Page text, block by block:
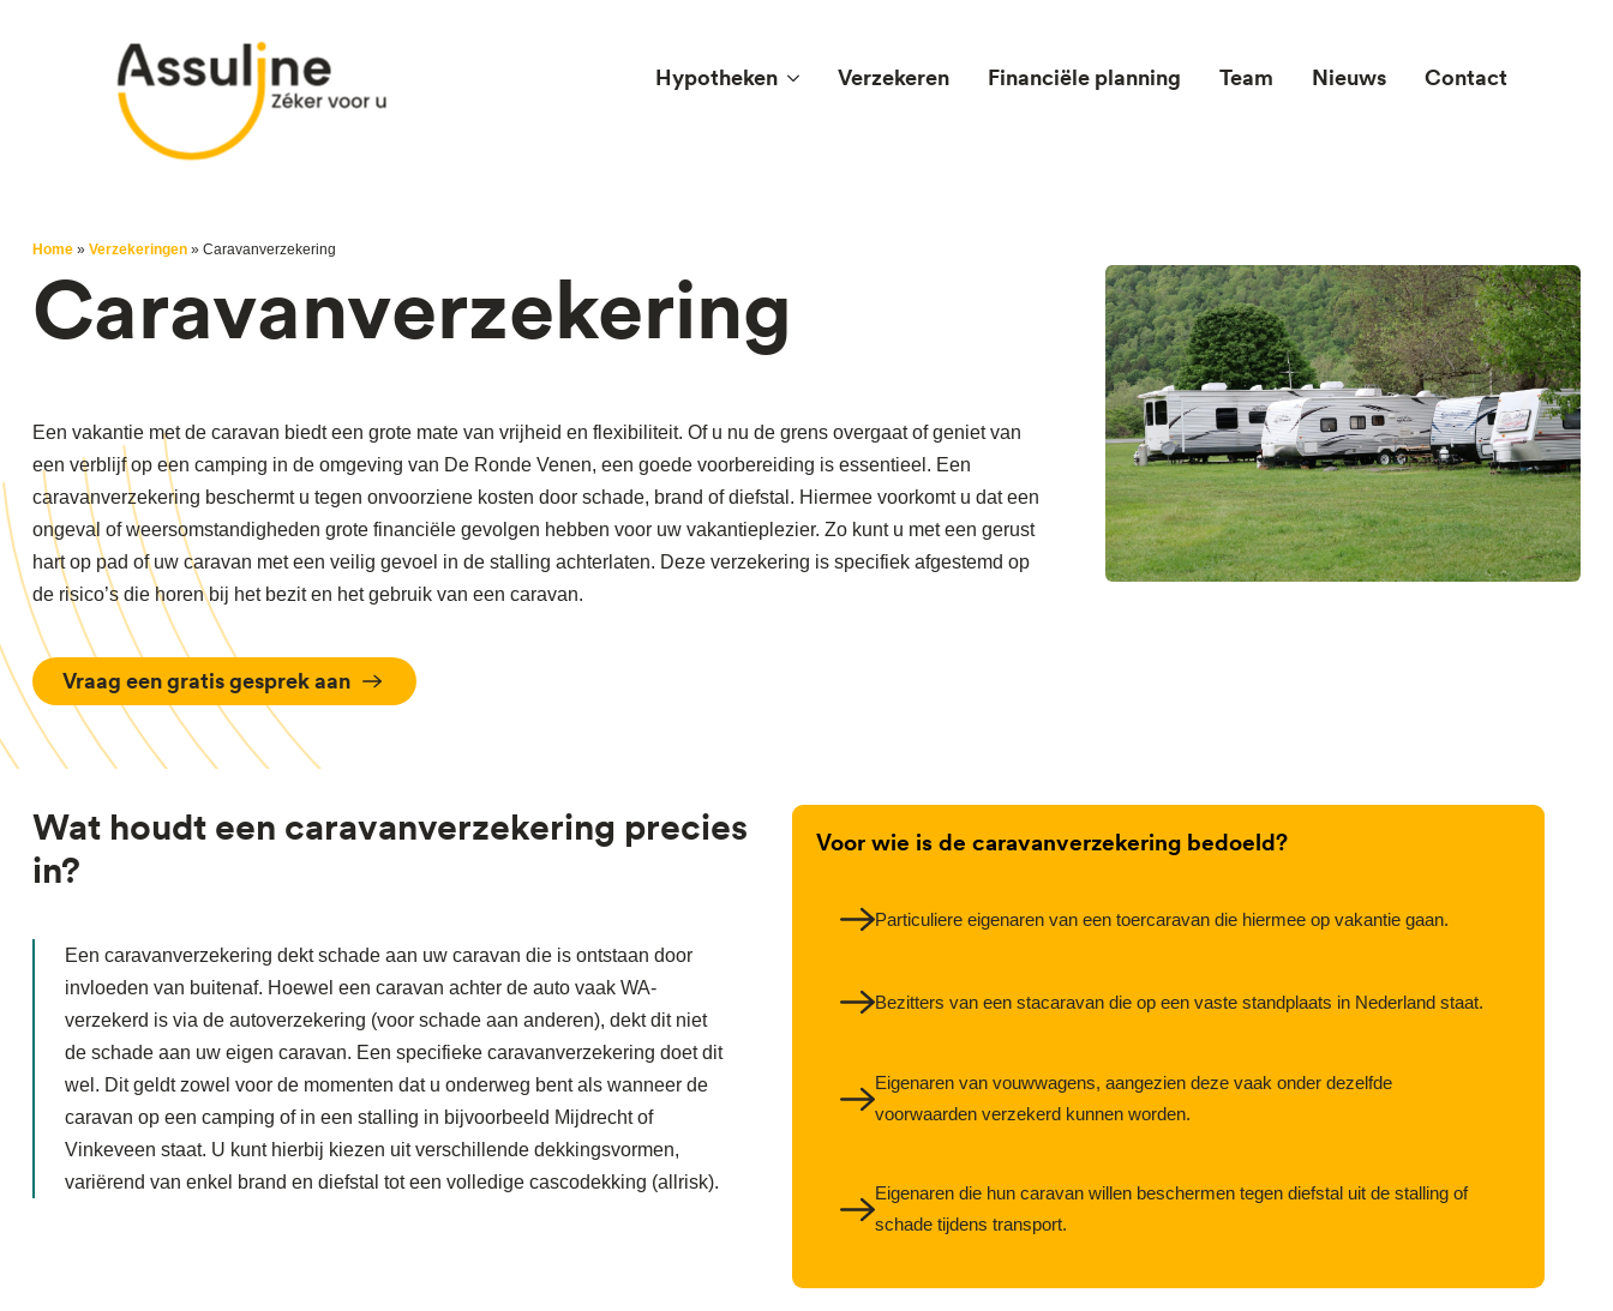
Hypotheken Verzekeren Financiële planning Team Nieuws Contact
Home» Verzekeringen» Caravanverzekering
Caravanverzekering
Een vakantie met de caravan biedt een grote mate van vrijheid en flexibiliteit. Of u nu de grens overgaat of geniet van
een verblijf op een camping in de omgeving van De Ronde Venen, een goede voorbereiding is essentieel. Een
caravanverzekering beschermt u tegen onvoorziene kosten door schade, brand of diefstal. Hiermee voorkomt u dat een
ongeval of weersomstandigheden grote financiële gevolgen hebben voor uw vakantieplezier. Zo kunt u met een gerust
hart op pad of uw caravan met een veilig gevoel in de stalling achterlaten. Deze verzekering is specifiek afgestemd op
de risico’s die horen bij het bezit en het gebruik van een caravan.
Vraag een gratis gesprek aan
Wat houdt een caravanverzekering precies
in?
Een caravanverzekering dekt schade aan uw caravan die is ontstaan door
invloeden van buitenaf. Hoewel een caravan achter de auto vaak WA-
verzekerd is via de autoverzekering (voor schade aan anderen), dekt dit niet
de schade aan uw eigen caravan. Een specifieke caravanverzekering doet dit
wel. Dit geldt zowel voor de momenten dat u onderweg bent als wanneer de
caravan op een camping of in een stalling in bijvoorbeeld Mijdrecht of
Vinkeveen staat. U kunt hierbij kiezen uit verschillende dekkingsvormen,
variërend van enkel brand en diefstal tot een volledige cascodekking (allrisk).
Voor wie is de caravanverzekering bedoeld?
Particuliere eigenaren van een toercaravan die hiermee op vakantie gaan.
Bezitters van een stacaravan die op een vaste standplaats in Nederland staat.
Eigenaren van vouwwagens, aangezien deze vaak onder dezelfde
voorwaarden verzekerd kunnen worden.
Eigenaren die hun caravan willen beschermen tegen diefstal uit de stalling of
schade tijdens transport.